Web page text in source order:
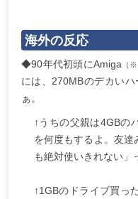
海外の反応
◆90年代初頭にAmiga （
には、270MBのデカい
ぁ。
↑うちの父親は4GBの
を何度もするよ。友達
も絶対使いきれない」
↑1GBのドライブ買っ